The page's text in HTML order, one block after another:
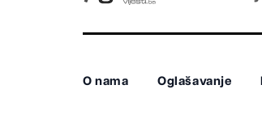
O nama Oglašavanje